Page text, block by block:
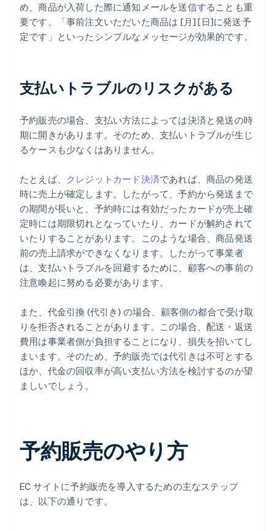
め、商品が入荷した際に通知メールを送信することも重
要です。「事前注文いただいた商品は [月] [日]に発送予
定です」といったシンプルなメッセージが効果的です。
支払いトラブルのリスクがある
予約販売の場合、支払い方法によっては決済と発送の時
期に開きがあります。そのため、支払いトラブルが生じ
るケースも少なくはありません。
たとえば、 クレジットカード決済であれば、商品の発送
時に売上が確定します。したがって、予約から発送まで
の期間が長いと、予約時には有効だったカードが売上確
定時には期限切れとなっていたり、カードが解約されて
いたりすることがあります。このような場合、商品発送
前の売上請求ができなくなります。したがって事業者
は、支払いトラブルを回避するために、顧客への事前の
注意喚起に努める必要があります。
また、代金引換 (代引き) の場合、顧客側の都合で受け取
りを拒否されることがあります。この場合、配送・返送
費用は事業者側が負担することになり、損失を招いてし
まいます。そのため、予約販売では代引きは不可とする
ほか、代金の回収率が高い支払い方法を検討するのが望
ましいでしょう。
予約販売のやり方
EC サイトに予約販売を導入するための主なステップ
は、以下の通りです。